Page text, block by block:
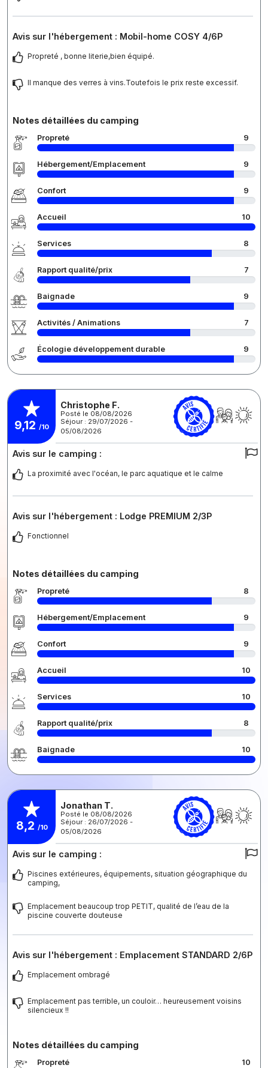
Avis sur l'hébergement : Mobil-home COSY 4/6P
Propreté , bonne literie,bien équipé.
Il manque des verres à vins.Toutefois le prix reste excessif.
Notes détaillées du camping
Propreté 9
Hébergement/Emplacement 9
Confort 9
Accueil 10
Services 8
Rapport qualité/prix 7
Baignade 9
Activités / Animations 7
Écologie développement durable 9
9,12 /10
Christophe F.
Posté le 08/08/2026
Séjour : 29/07/2026 -
05/08/2026
Avis sur le camping :
La proximité avec l'océan, le parc aquatique et le calme
Avis sur l'hébergement : Lodge PREMIUM 2/3P
Fonctionnel
Notes détaillées du camping
Propreté 8
Hébergement/Emplacement 9
Confort 9
Accueil 10
Services 10
Rapport qualité/prix 8
Baignade 10
8,2 /10
Jonathan T.
Posté le 08/08/2026
Séjour : 26/07/2026 -
05/08/2026
Avis sur le camping :
Piscines extérieures, équipements, situation géographique du
camping,
Emplacement beaucoup trop PETIT, qualité de l’eau de la
piscine couverte douteuse
Avis sur l'hébergement : Emplacement STANDARD 2/6P
Emplacement ombragé
Emplacement pas terrible, un couloir… heureusement voisins
silencieux !!
Notes détaillées du camping
Propreté 10